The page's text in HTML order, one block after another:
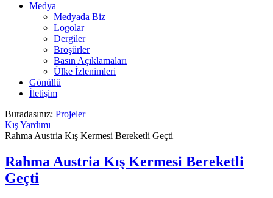
Medya
Medyada Biz
Logolar
Dergiler
Broşürler
Basın Açıklamaları
Ülke İzlenimleri
Gönüllü
İletişim
Buradasınız: Projeler
Kış Yardımı
Rahma Austria Kış Kermesi Bereketli Geçti
Rahma Austria Kış Kermesi Bereketli
Geçti